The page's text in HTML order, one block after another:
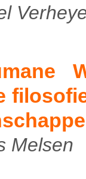
Melsen